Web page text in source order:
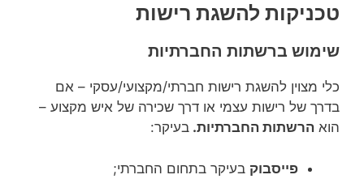
טכניקות להשגת רישות
שימוש ברשתות החברתיות
כלי מצוין להשגת רישות חברתי/מקצועי/עסקי – אם
בדרך של רישות עצמי או דרך שכירה של איש מקצוע –
הוא הרשתות החברתיות. בעיקר:
פייסבוק בעיקר בתחום החברתי;